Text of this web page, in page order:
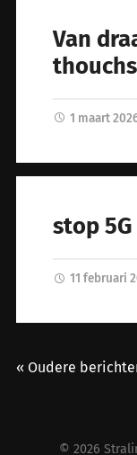
Van
1 maart
stop 5G
11 februari
« Oudere
© 2026